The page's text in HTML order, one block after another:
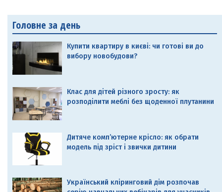
Головне за день
Купити квартиру в києві: чи готові ви до
вибору новобудови?
Клас для дітей різного зросту: як
розподілити меблі без щоденної плутанини
Дитяче комп’ютерне крісло: як обрати
модель під зріст і звички дитини
Український кліринговий дім розпочав